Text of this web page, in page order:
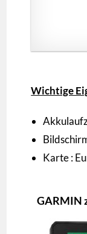
Wichtige
Karte :
GARMIN